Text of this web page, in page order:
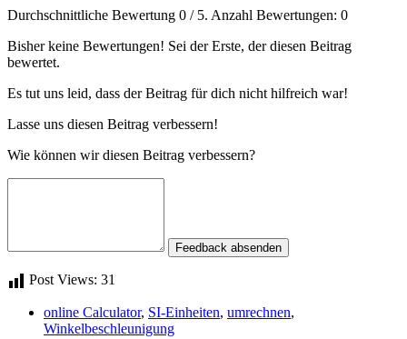
Durchschnittliche Bewertung 0 / 5. Anzahl Bewertungen: 0
Bisher keine Bewertungen! Sei der Erste, der diesen Beitrag
bewertet.
Es tut uns leid, dass der Beitrag für dich nicht hilfreich war!
Lasse uns diesen Beitrag verbessern!
Wie können wir diesen Beitrag verbessern?
Feedback absenden
Post Views: 31
online Calculator, SI-Einheiten, umrechnen,
Winkelbeschleunigung